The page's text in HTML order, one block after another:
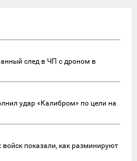
след в ЧП с дроном в
удар «Калибром» по цели на
показали, как разминируют